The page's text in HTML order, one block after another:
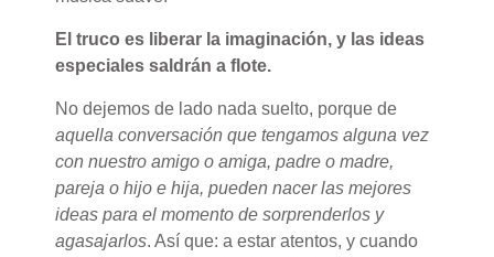
El truco es liberar la imaginación, y las ideas
especiales saldrán a flote.
No dejemos de lado nada suelto, porque de
aquella conversación que tengamos alguna vez
con nuestro amigo o amiga, padre o madre,
pareja o hijo e hija, pueden nacer las mejores
ideas para el momento de sorprenderlos y
agasajarlos. Así que: a estar atentos, y cuando